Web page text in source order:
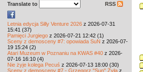
Translate to RSS
Letnia edycja Silly Venture 2026 z 2026-07-31
15:41 (37)
Pamięci Jurgiego z 2026-07-21 12:42 (1)
Sceny z demosceny #7: opowiada SuN z 2026-07-
19 15:24 (2)
Atari Muzeum w Poznaniu na KWAS #40 z 2026-
07-16 16:10 (4)
Nie żyje kolega Pecuś z 2026-07-13 18:00 (30)
Sceny z demosceny #7 - Grzegorz "Sun" Żyła z